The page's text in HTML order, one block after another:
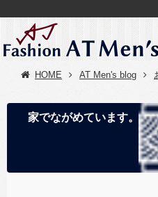
HOME AT Men's blog
家でながめています。